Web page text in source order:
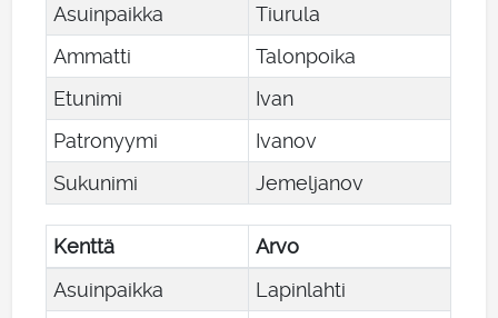
Asuinpaikka
Tiurula
Ammatti
Talonpoika
Etunimi
Ivan
Patronyymi
Ivanov
Sukunimi
Jemeljanov
Kenttä
Arvo
Asuinpaikka
Lapinlahti